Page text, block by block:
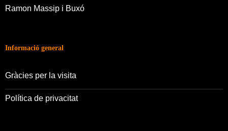
Ramon Massip i Buxó
Informació general
Gràcies per la visita
Política de privacitat